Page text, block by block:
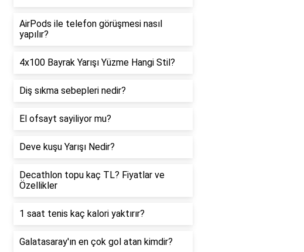
AirPods ile telefon görüşmesi nasıl
yapılır?
4x100 Bayrak Yarışı Yüzme Hangi Stil?
Diş sıkma sebepleri nedir?
El ofsayt sayiliyor mu?
Deve kuşu Yarışı Nedir?
Decathlon topu kaç TL? Fiyatlar ve
Özellikler
1 saat tenis kaç kalori yaktırır?
Galatasaray'ın en çok gol atan kimdir?